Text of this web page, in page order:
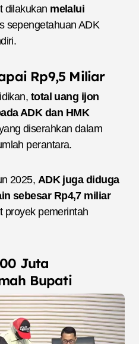
dilakukan melalui
sepengetahuan ADK
Rp9,5 Miliar
total uang ijon
ADK dan HMK
diserahkan dalam
perantara.
2025, ADK juga diduga
sebesar Rp4,7 miliar
proyek pemerintah
Juta
Bupati